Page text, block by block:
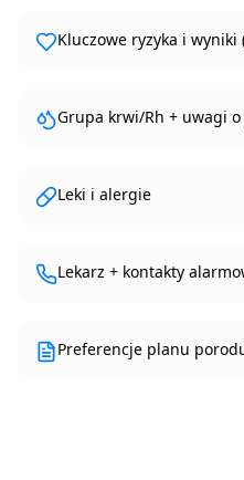
Kluczowe ryzyka i
Grupa krwi/Rh + uwagi o
Leki i alergie
Lekarz + kontakty
Preferencje planu